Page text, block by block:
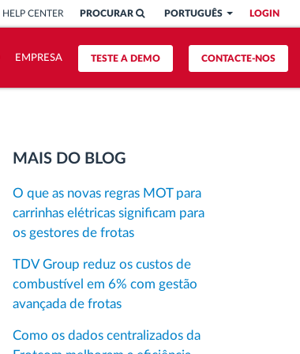
LOGIN
PORTUGUÊS
PROCURAR
HELP CENTER
CONTACTE-NOS
TESTE A DEMO
EMPRESA
MAIS DO BLOG
O que as novas regras MOT para
carrinhas elétricas significam para
os gestores de frotas
TDV Group reduz os custos de
combustível em 6% com gestão
avançada de frotas
Como os dados centralizados da